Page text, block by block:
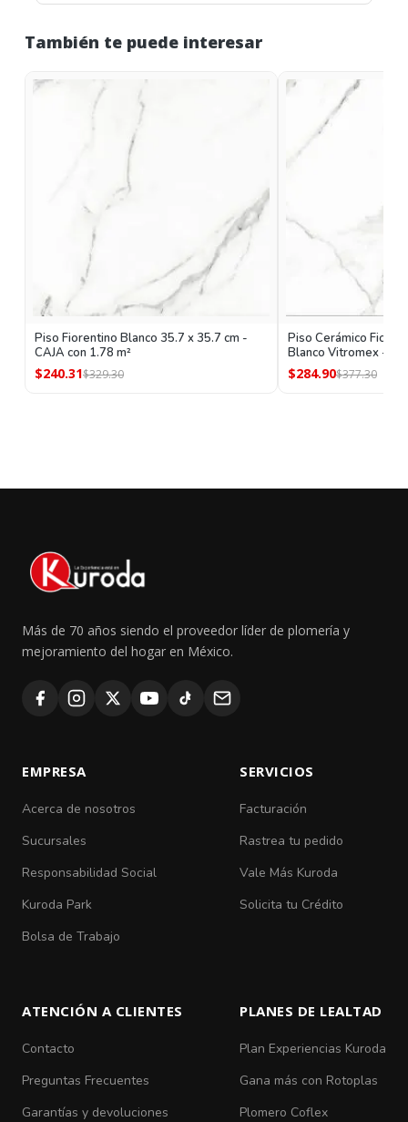
También te puede interesar
Piso Fiorentino Blanco 35.7 x 35.7 cm -
CAJA con 1.78 m²
$240.31$329.30
Piso Cerámico
Blanco Vitromex -
$284.90$377.30
Más de 70 años siendo el proveedor líder de plomería y
mejoramiento del hogar en México.
EMPRESA
Acerca de nosotros
Sucursales
Responsabilidad Social
Kuroda Park
Bolsa de Trabajo
SERVICIOS
Facturación
Rastrea tu pedido
Vale Más Kuroda
Solicita tu Crédito
ATENCIÓN A CLIENTES
Contacto
Preguntas Frecuentes
Garantías y devoluciones
PLANES DE LEALTAD
Plan Experiencias Kuroda
Gana más con Rotoplas
Plomero Coflex